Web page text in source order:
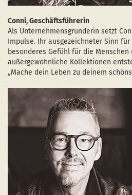
Conni, Geschäftsführerin
Als Unternehmensgründerin setzt
Impulse. Ihr ausgezeichneter Sinn
besonderes Gefühl für die Menschen
außergewöhnliche Kollektionen
„Mache dein Leben zu deinem